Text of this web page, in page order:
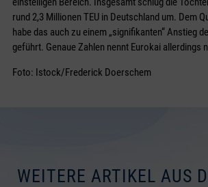
rund 2,3 Millionen TEU in Deutschland um. Dem
habe das auch zu einem „signifikanten“ Anstieg
geführt. Genaue Zahlen nennt Eurokai allerdings
Foto: Istock/Frederick Doerschem
WEITERE ARTIKEL AUS